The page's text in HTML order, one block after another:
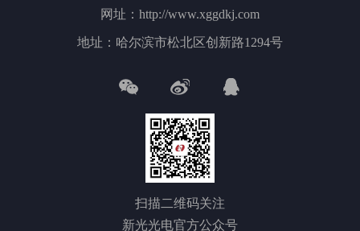
网址：http://www.xggdkj.com
地址：哈尔滨市松北区创新路1294号
扫描二维码关注
新光光电官方公众号